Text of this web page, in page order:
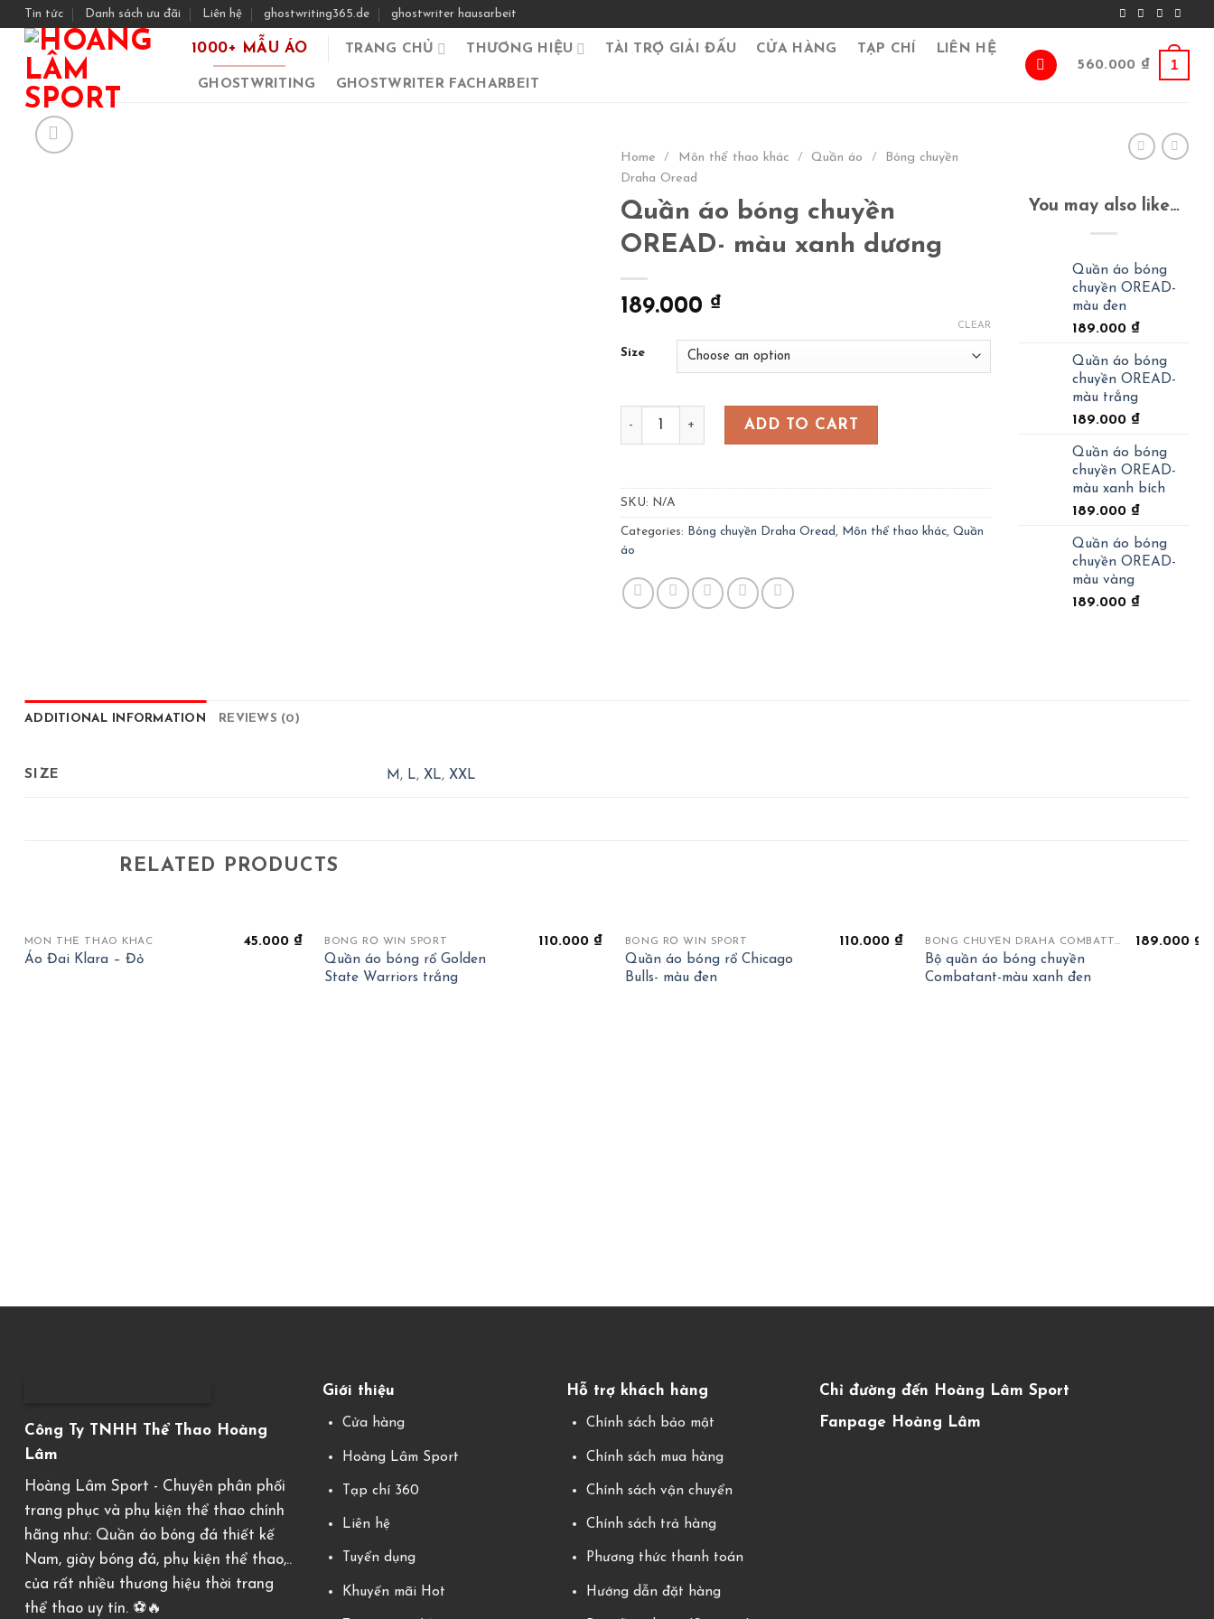
Skip
content
Tin tức Danh sách ưu đãi Liên hệ ghostwriting365.de ghostwriter hausarbeit
1000+ MẪU ÁO TRANG CHỦ THƯƠNG HIỆU TÀI TRỢ GIẢI ĐẤU CỬA HÀNG TẠP CHÍ LIÊN HỆ
GHOSTWRITING GHOSTWRITER FACHARBEIT
560.000 ₫ 1
Home / Môn thể thao khác / Quần áo /
Bóng chuyền
Draha Oread
Quần áo bóng chuyền
OREAD- màu xanh dương
189.000 ₫
Size
CLEAR
Quần áo bóng chuyền OREAD- màu xanh dương quantity
ADD TO CART
SKU: N/A
Categories: Bóng chuyền Draha Oread , Môn thể thao khác, Quần
áo
You may also like…
Quần áo bóng
chuyền OREAD-
màu đen
189.000 ₫
Quần áo bóng
chuyền OREAD-
màu trắng
189.000 ₫
Quần áo bóng
chuyền OREAD-
màu xanh bích
189.000 ₫
Quần áo bóng
chuyền OREAD-
màu vàng
189.000 ₫
ADDITIONAL INFORMATION REVIEWS (0)
SIZE M , L, XL, XXL
RELATED PRODUCTS
MÔN THỂ THAO KHÁC
Áo Đai Klara – Đỏ
45.000 ₫ BÓNG RỔ WIN SPORT
Quần áo bóng rổ Golden
State Warriors trắng
110.000 ₫ BÓNG RỔ WIN SPORT
Quần áo bóng rổ Chicago
Bulls- màu đen
110.000 ₫ BÓNG CHUYỀN DRAHA COMBATTANT
Bộ quần áo bóng chuyền
Combatant-màu xanh đen
189.000 ₫
Công Ty TNHH Thể Thao Hoàng
Lâm
Hoàng Lâm Sport - Chuyên phân phối
trang phục và phụ kiện thể thao chính
hãng như: Quần áo bóng đá thiết kế
Nam, giày bóng đá, phụ kiện thể thao,..
của rất nhiều thương hiệu thời trang
thể thao uy tín. ⚽️🔥
Giới thiệu
Cửa hàng
Hoàng Lâm Sport
Tạp chí 360
Liên hệ
Tuyển dụng
Khuyến mãi Hot
Hỗ trợ khách hàng
Chính sách bảo mật
Chính sách mua hàng
Chính sách vận chuyển
Chính sách trả hàng
Phương thức thanh toán
Hướng dẫn đặt hàng
Chỉ đường đến Hoàng Lâm Sport
Fanpage Hoàng Lâm